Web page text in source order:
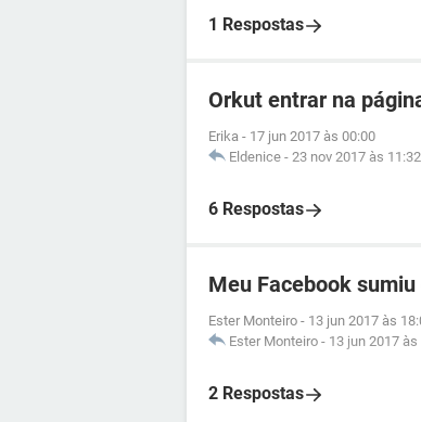
1 Respostas
Orkut entrar na
Erika - 17 jun 2017 às 00:00
Eldenice - 23 nov 2017 às 11:32
6 Respostas
Meu Facebook sumiu
Ester Monteiro - 13 jun 2017 às
Ester Monteiro - 13 jun 2017 às
2 Respostas